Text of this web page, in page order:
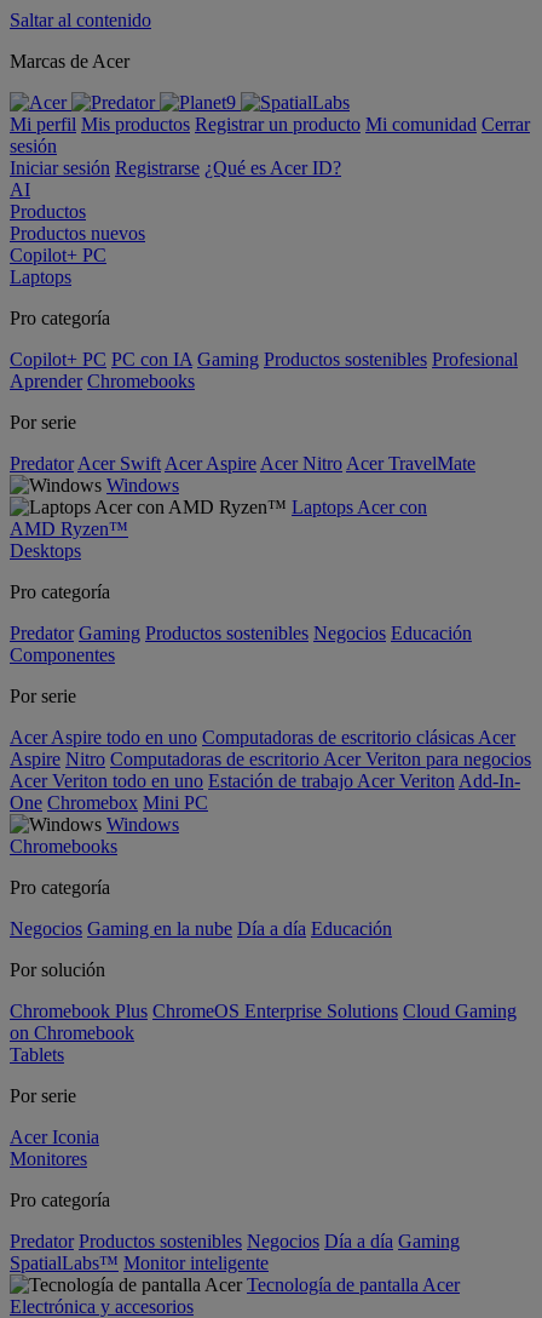
Saltar al contenido
Marcas de Acer
Mi perfil Mis productos Registrar un producto Mi comunidad Cerrar
sesión
Iniciar sesión Registrarse ¿Qué es Acer ID?
AI
Productos
Productos nuevos
Copilot+ PC
Laptops
Pro categoría
Copilot+ PC PC con IA Gaming Productos sostenibles Profesional
Aprender Chromebooks
Por serie
Predator Acer Swift Acer Aspire Acer Nitro Acer TravelMate
Windows
Laptops Acer con
AMD Ryzen™
Desktops
Pro categoría
Predator Gaming Productos sostenibles Negocios Educación
Componentes
Por serie
Acer Aspire todo en uno Computadoras de escritorio clásicas Acer
Aspire Nitro Computadoras de escritorio Acer Veriton para negocios
Acer Veriton todo en uno Estación de trabajo Acer Veriton Add-In-
One Chromebox Mini PC
Windows
Chromebooks
Pro categoría
Negocios Gaming en la nube Día a día Educación
Por solución
Chromebook Plus ChromeOS Enterprise Solutions Cloud Gaming
on Chromebook
Tablets
Por serie
Acer Iconia
Monitores
Pro categoría
Predator Productos sostenibles Negocios Día a día Gaming
SpatialLabs™ Monitor inteligente
Tecnología de pantalla Acer
Electrónica y accesorios